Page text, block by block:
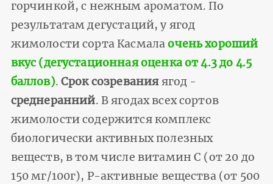
горчинкой, с нежным ароматом. По
результатам дегустаций, у ягод
жимолости сорта Касмалаочень хороший
вкус (дегустационная оценка от 4.3 до 4.5
баллов).Срок созреванияягод -
среднеранний. В ягодах всех сортов
жимолости содержится комплекс
биологически активных полезных
веществ, в том числе витамин С (от 20 до
150 мг/100г), Р-активные вещества (от 500